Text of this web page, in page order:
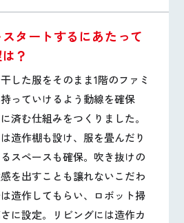
タートするにあたって
？
した服をそのまま1階のファミ
っていけるよう動線を確保
済む仕組みをつくりました。
造作棚も設け、服を畳んだり
スペースも確保。吹き抜けの
を出すことも譲れないこだわ
造作してもらい、ロボット掃
に設定。リビングには造作カ